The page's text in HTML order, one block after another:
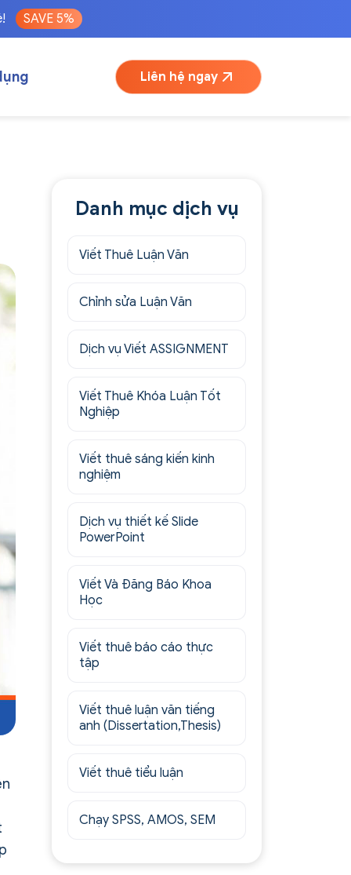
SAVE 5%
Liên hệ ngay
Danh mục dịch vụ
Viết Thuê Luận Văn
Chỉnh sửa Luận Văn
Dịch vụ Viết ASSIGNMENT
Viết Thuê Khóa Luận Tốt
Nghiệp
Viết thuê sáng kiến kinh
nghiệm
Dịch vụ thiết kế Slide
PowerPoint
Viết Và Đăng Báo Khoa
Học
Viết thuê báo cáo thực
tập
Viết thuê luận văn tiếng
anh (Dissertation,Thesis)
Viết thuê tiểu luận
Chạy SPSS, AMOS, SEM